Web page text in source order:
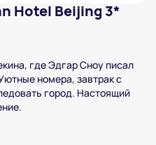
Hotel Beijing 3*
где Эдгар Сноу писал
номера, завтрак с
город. Настоящий